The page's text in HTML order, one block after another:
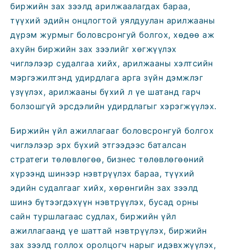
биржийн зах зээлд арилжаалагдах бараа,
түүхий эдийн онцлогтой уялдуулан арилжааны
дүрэм журмыг боловсронгуй болгох, хөдөө аж
ахуйн биржийн зах зээлийг хөгжүүлэх
чиглэлээр судалгаа хийх, арилжааны хэлтсийн
мэргэжилтэнд удирдлага арга зүйн дэмжлэг
үзүүлэх, арилжааны бүхий л үе шатанд гарч
болзошгүй эрсдэлийн удирдлагыг хэрэгжүүлэх.
Биржийн үйл ажиллагааг боловсронгуй болгох
чиглэлээр эрх бүхий этгээдээс баталсан
стратеги төлөвлөгөө, бизнес төлөвлөгөөний
хүрээнд шинээр нэвтрүүлэх бараа, түүхий
эдийн судалгааг хийх, хөрөнгийн зах зээлд
шинэ бүтээгдэхүүн нэвтрүүлэх, бусад орны
сайн туршлагаас судлах, биржийн үйл
ажиллагаанд үе шаттай нэвтрүүлэх, биржийн
зах зээлд голлох оролцогч нарыг идэвхжүүлэх,